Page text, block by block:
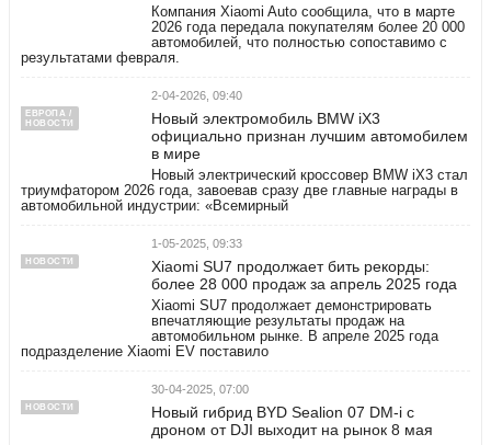
Компания Xiaomi Auto сообщила, что в марте
2026 года передала покупателям более 20 000
автомобилей, что полностью сопоставимо с
результатами февраля.
ЕВРОПА /
НОВОСТИ
2-04-2026, 09:40
Новый электромобиль BMW iX3
официально признан лучшим автомобилем
в мире
Новый электрический кроссовер BMW iX3 стал
триумфатором 2026 года, завоевав сразу две главные награды в
автомобильной индустрии: «Всемирный
НОВОСТИ
1-05-2025, 09:33
Xiaomi SU7 продолжает бить рекорды:
более 28 000 продаж за апрель 2025 года
Xiaomi SU7 продолжает демонстрировать
впечатляющие результаты продаж на
автомобильном рынке. В апреле 2025 года
подразделение Xiaomi EV поставило
НОВОСТИ
30-04-2025, 07:00
Новый гибрид BYD Sealion 07 DM-i с
дроном от DJI выходит на рынок 8 мая